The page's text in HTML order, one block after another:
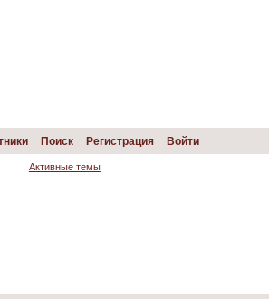
Поиск Регистрация Войти
Активные темы